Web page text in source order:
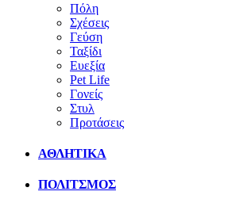
Πόλη
Σχέσεις
Γεύση
Ταξίδι
Ευεξία
Pet Life
Γονείς
Στυλ
Προτάσεις
ΑΘΛΗΤΙΚΑ
ΠΟΛΙΤΣΜΟΣ